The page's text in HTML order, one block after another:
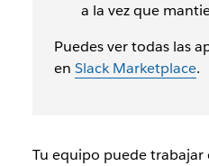
a la vez que
Puedes ver todas las
en Slack Marketplace.
Tu equipo puede trabajar